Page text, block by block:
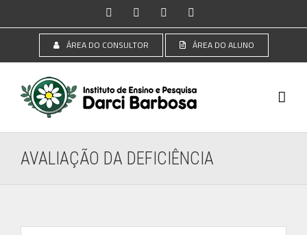
para
conteúdo
InstagramFacebookYouTube
ÁREA DO CONSULTOR ÁREA DO ALUNO
AVALIAÇÃO DA DEFICIÊNCIA